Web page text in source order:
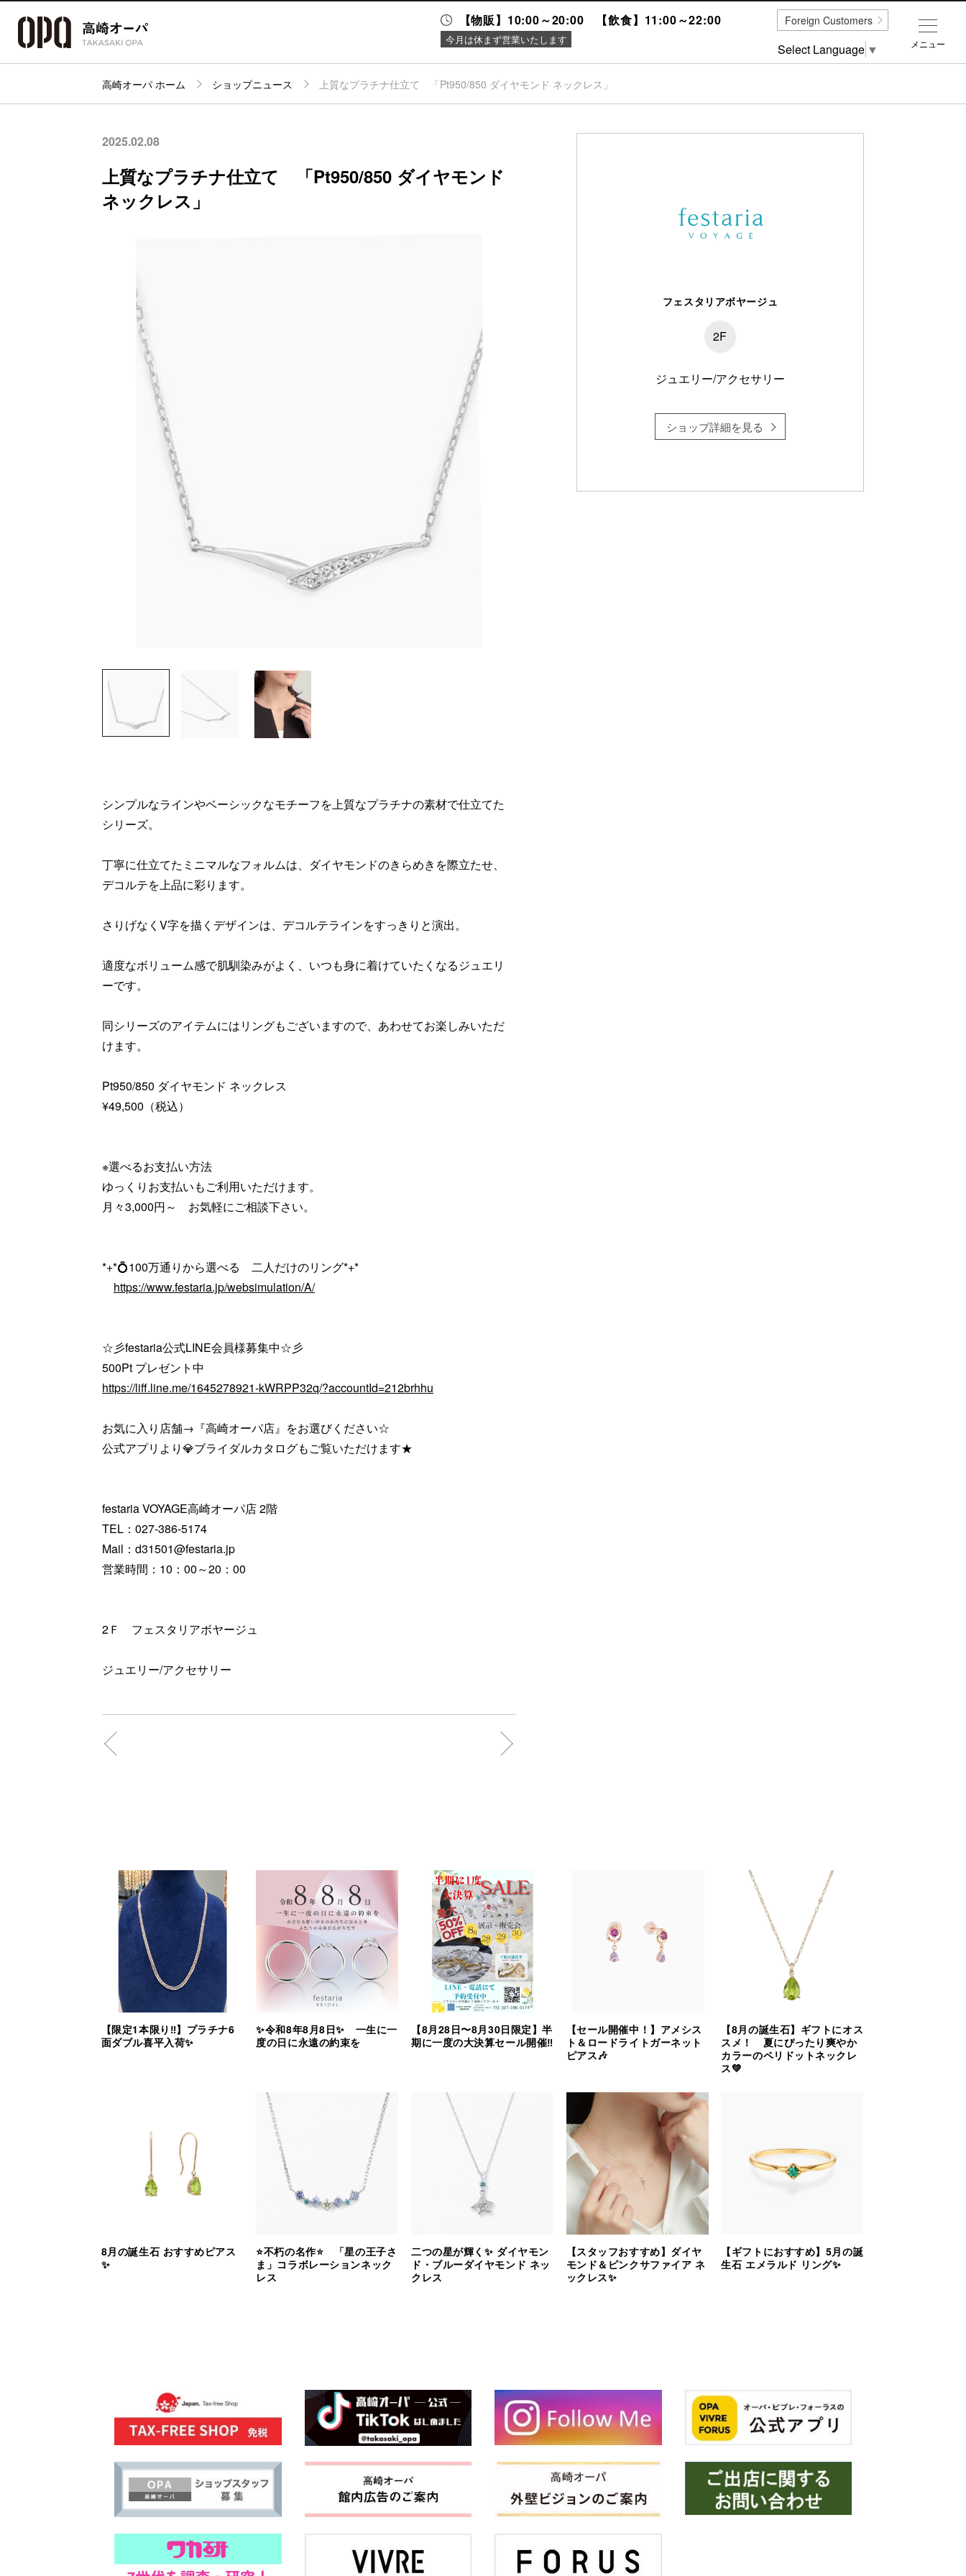
【物販】10:00～20:00 【飲食】11:00～22:00
今月は休まず営業いたします
パーキング
施設案内
ニュース＆
イベント
高崎オーパ ホーム ショップニュース 上質なプラチナ仕立て 「Pt950/850 ダイヤモンド ネックレス」
2025.02.08
上質なプラチナ仕立て 「Pt950/850 ダイヤモンド
ネックレス」
シンプルなラインやベーシックなモチーフを上質なプラチナの素材で仕立てた
シリーズ。
丁寧に仕立てたミニマルなフォルムは、ダイヤモンドのきらめきを際立たせ、
デコルテを上品に彩ります。
さりげなくV字を描くデザインは、デコルテラインをすっきりと演出。
適度なボリューム感で肌馴染みがよく、いつも身に着けていたくなるジュエリ
ーです。
同シリーズのアイテムにはリングもございますので、あわせてお楽しみいただ
けます。
Pt950/850 ダイヤモンド ネックレス
¥49,500（税込）
※選べるお支払い方法
ゆっくりお支払いもご利用いただけます。
月々3,000円～ お気軽にご相談下さい。
*+*💍100万通りから選べる 二人だけのリング*+*
https://www.festaria.jp/websimulation/A/
☆彡festaria公式LINE会員様募集中☆彡
500Pt プレゼント中
https://liff.line.me/1645278921-kWRPP32q/?accountId=212brhhu
お気に入り店舗→『高崎オーパ店』をお選びください☆
公式アプリより💎ブライダルカタログもご覧いただけます★
festaria VOYAGE高崎オーパ店 2階
TEL：027-386-5174
Mail：d31501@festaria.jp
営業時間：10：00～20：00
2Ｆ フェスタリアボヤージュ
ジュエリー/アクセサリー
フェスタリアボヤージュ
2F
ジュエリー/アクセサリー
ショップ詳細を見る
【限定1本限り‼︎】プラチナ6
面ダブル喜平入荷✨
✨令和8年8月8日✨ 一生に一
度の日に永遠の約束を
【8月28日〜8月30日限定】半
期に一度の大決算セール開催‼︎
【セール開催中！】アメシス
ト＆ロードライトガーネット
ピアス🎶
【8月の誕生石】ギフトにオス
スメ！ 夏にぴったり爽やか
カラーのペリドットネックレ
ス💚
8月の誕生石 おすすめピアス
✨
⭐️不朽の名作⭐️ 「星の王子さ
ま」コラボレーションネック
レス
二つの星が輝く✨ ダイヤモン
ド・ブルーダイヤモンド ネッ
クレス
【スタッフおすすめ】ダイヤ
モンド＆ピンクサファイア ネ
ックレス✨
【ギフトにおすすめ】5月の誕
生石 エメラルド リング✨
メニュー
Foreign Customers
Select Language ▼